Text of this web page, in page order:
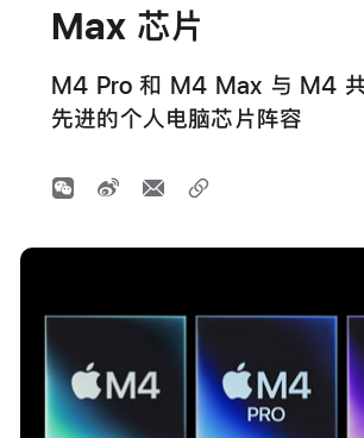
Max 芯片
M4 Pro 和 M4 Max 与 M4
先进的个人电脑芯片阵容